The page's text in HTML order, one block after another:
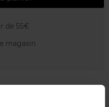
de 55€
magasin